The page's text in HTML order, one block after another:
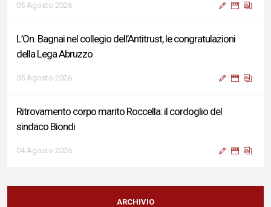
05 Agosto 2026
L’On. Bagnai nel collegio dell’Antitrust, le congratulazioni
della Lega Abruzzo
05 Agosto 2026
Ritrovamento corpo marito Roccella: il cordoglio del
sindaco Biondi
04 Agosto 2026
Reddito di Cittadinanza, Testa (FdI): Presentata interpellanza
su criticità persistenti ed effetti sulle politiche di sviluppo del
ARCHIVIO